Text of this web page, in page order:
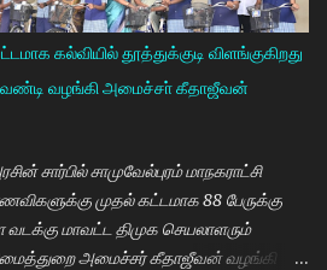
கல்வியில் தூத்துக்குடி விளங்குகிறது
வழங்கி அமைச்சா் கீதாஜீவன்
சார்பில் சாமுவேல்புரம் மாநகராட்சி
முதல் கட்டமாக 88 பேருக்கு
மாவட்ட திமுக செயலாளரும்
அமைச்சர் கீதாஜீவன் வழங்கி